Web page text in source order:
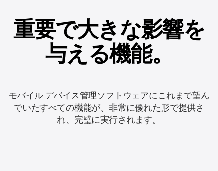
重要で大きな影響を
与える機能。
モバイル デバイス管理ソフトウェアにこれまで望ん
でいたすべての機能が、非常に優れた形で提供さ
れ、完璧に実行されます。